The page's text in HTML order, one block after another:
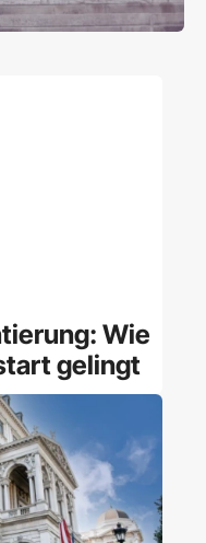
Wie
gelingt